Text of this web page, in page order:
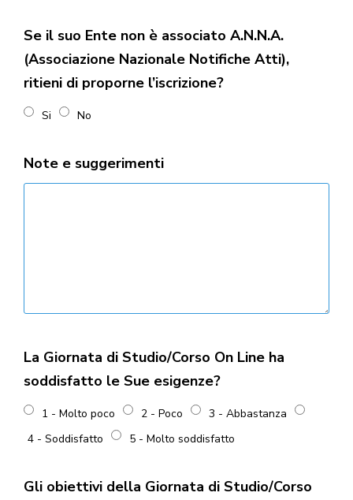
Se il suo Ente non è associato A.N.N.A.
(Associazione Nazionale Notifiche Atti),
ritieni di proporne l’iscrizione?
Si No
Note e suggerimenti
La Giornata di Studio/Corso On Line ha
soddisfatto le Sue esigenze?
1 - Molto poco 2 - Poco
3 - Abbastanza
4 - Soddisfatto
5 - Molto soddisfatto
Gli obiettivi della Giornata di Studio/Corso